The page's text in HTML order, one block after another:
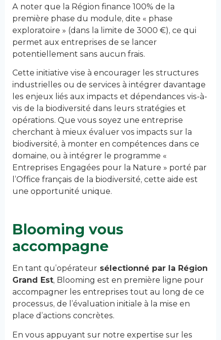
A noter que la Région finance 100% de la
première phase du module, dite « phase
exploratoire » (dans la limite de 3000 €), ce qui
permet aux entreprises de se lancer
potentiellement sans aucun frais.
Cette initiative vise à encourager les structures
industrielles ou de services à intégrer davantage
les enjeux liés aux impacts et dépendances vis-à-
vis de la biodiversité dans leurs stratégies et
opérations. Que vous soyez une entreprise
cherchant à mieux évaluer vos impacts sur la
biodiversité, à monter en compétences dans ce
domaine, ou à intégrer le programme «
Entreprises Engagées pour la Nature » porté par
l’Office français de la biodiversité, cette aide est
une opportunité unique.
Blooming vous
accompagne
En tant qu’opérateur sélectionné par la Région
Grand Est, Blooming est en première ligne pour
accompagner les entreprises tout au long de ce
processus, de l’évaluation initiale à la mise en
place d’actions concrètes.
En vous appuyant sur notre expertise sur les